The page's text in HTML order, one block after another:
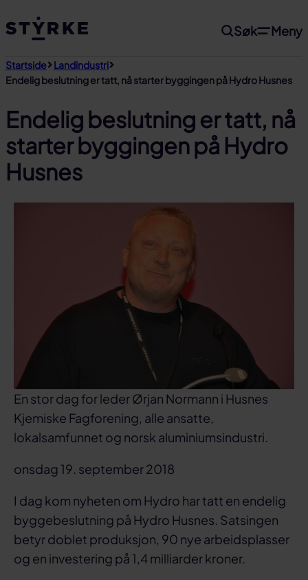
til
Søk Meny
Startside
Landindustri
Endelig beslutning er tatt, nå starter byggingen på Hydro Husnes
Endelig beslutning er tatt, nå
starter byggingen på Hydro
Husnes
En stor dag for leder Ørjan Normann i Husnes
Kjemiske Fagforening, alle ansatte,
lokalsamfunnet og norsk aluminiumsindustri.
onsdag 19. september 2018
I dag kom nyheten om Hydro har tatt en endelig
byggebeslutning på Hydro Husnes. Satsingen
betyr doblet produksjon, 90 nye arbeidsplasser
og en investering på 1,4 milliarder kroner.